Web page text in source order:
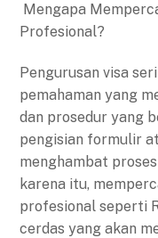
Mengapa
Profesional?
Pengurusan visa
pemahaman yang
dan prosedur yang
pengisian formulir
menghambat
karena itu,
profesional seperti
cerdas yang akan